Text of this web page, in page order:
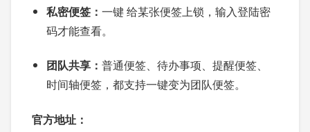
私密便签： 一键 给某张便签上锁，输入登陆密
码才能查看。
团队共享： 普通便签、待办事项、提醒便签、
时间轴便签，都支持一键变为团队便签。
官方地址：